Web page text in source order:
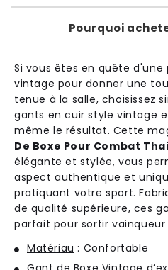
Pourquoi
Si vous êtes en quête d'une
vintage pour donner une
tenue à la salle, choisissez
gants en cuir style vintage
même le résultat. Cette
De Boxe Pour Combat
élégante et stylée, vous
aspect authentique et
pratiquant votre sport.
de qualité supérieure, ces
parfait pour sortir
Matériau : Confortable